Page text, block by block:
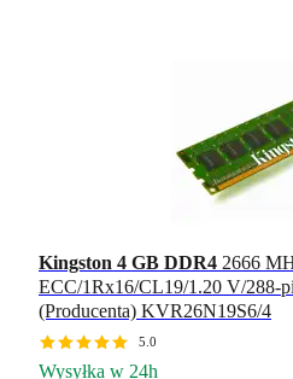
Kingston 4 GB DDR4 2666
ECC/1Rx16/CL19/1.20 V/288-
(Producenta) KVR26N19S6/4
5.0
Wysyłka w 24h